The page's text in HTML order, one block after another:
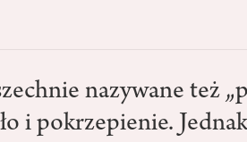
nazywane też
i pokrzepienie.